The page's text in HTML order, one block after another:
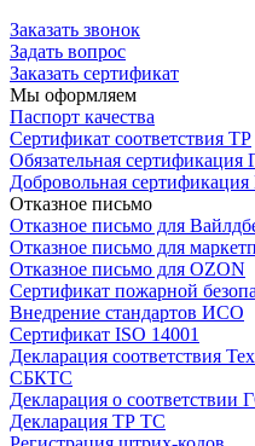
Заказать звонок
Задать вопрос
Заказать сертификат
Мы оформляем
Паспорт качества
Сертификат соответствия ТР
Обязательная
Добровольная
Отказное письмо
Отказное письмо для
Отказное письмо для
Отказное письмо для OZON
Сертификат пожарной
Внедрение стандартов ИСО
Сертификат ISO 14001
Декларация соответствия
СБКТС
Декларация о соответствии
Декларация ТР ТС